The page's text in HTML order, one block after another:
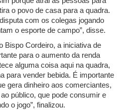
o povo de casa para a quadra.
com os colegas jogando
o esporte de campo”, disse.
Bispo Cordeiro, a iniciativa de
para o aumento da renda
alguma coisa aqui na quadra,
para vender bebida. É importante
gera dinheiro aos comerciantes,
público, que pode consumir e
o jogo”, finalizou.